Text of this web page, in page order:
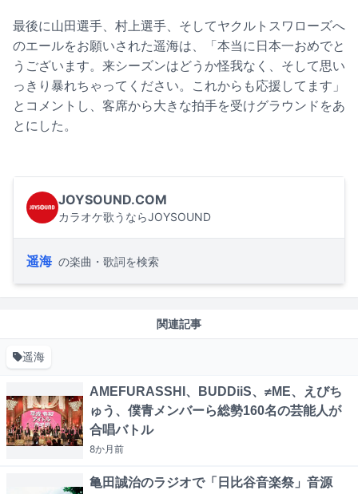
最後に山田選手、村上選手、そしてヤクルトスワローズへ
のエールをお願いされた遥海は、「本当に日本一おめでと
うございます。来シーズンはどうか怪我なく、そして思い
っきり暴れちゃってください。これからも応援してます」
とコメントし、客席から大きな拍手を受けグラウンドをあ
とにした。
JOYSOUND.COM
カラオケ歌うならJOYSOUND
遥海 の楽曲・歌詞を検索
関連記事
遥海
AMEFURASSHI、BUDDiiS、≠ME、えびち
ゅう、僕青メンバーら総勢160名の芸能人が
合唱バトル
8か月前
亀田誠治のラジオで「日比谷音楽祭」音源